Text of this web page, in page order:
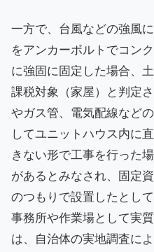
一方で、台風などの強風
をアンカーボルトでコン
に強固に固定した場合、
課税対象（家屋）と判定
やガス管、電気配線など
してユニットハウス内に
きない形で工事を行った
があるとみなされ、固定
のつもりで設置したとし
事務所や作業場として実
は、自治体の実地調査に